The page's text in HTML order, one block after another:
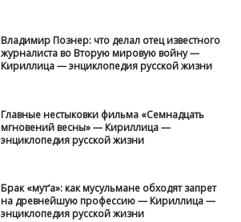
Владимир Познер: что делал отец известного
журналиста во Вторую мировую войну —
Кириллица — энциклопедия русской жизни
Главные нестыковки фильма «Семнадцать
мгновений весны» — Кириллица —
энциклопедия русской жизни
Брак «мут‘а»: как мусульмане обходят запрет
на древнейшую профессию — Кириллица —
энциклопедия русской жизни